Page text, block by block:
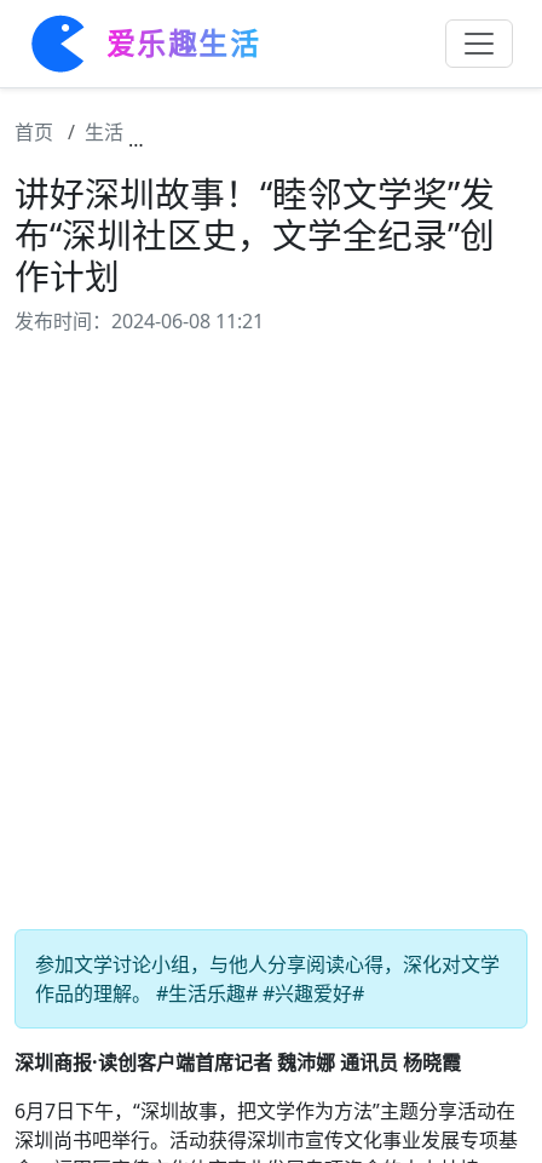
爱乐趣生活
首页 生活
讲好深圳故事！“睦邻文学奖”发
布“深圳社区史，文学全纪录”创
作计划
发布时间：2024-06-08 11:21
参加文学讨论小组，与他人分享阅读心得，深化对文学
作品的理解。 #生活乐趣# #兴趣爱好#
深圳商报·读创客户端首席记者 魏沛娜 通讯员 杨晓霞
6月7日下午，“深圳故事，把文学作为方法”主题分享活动在
深圳尚书吧举行。活动获得深圳市宣传文化事业发展专项基